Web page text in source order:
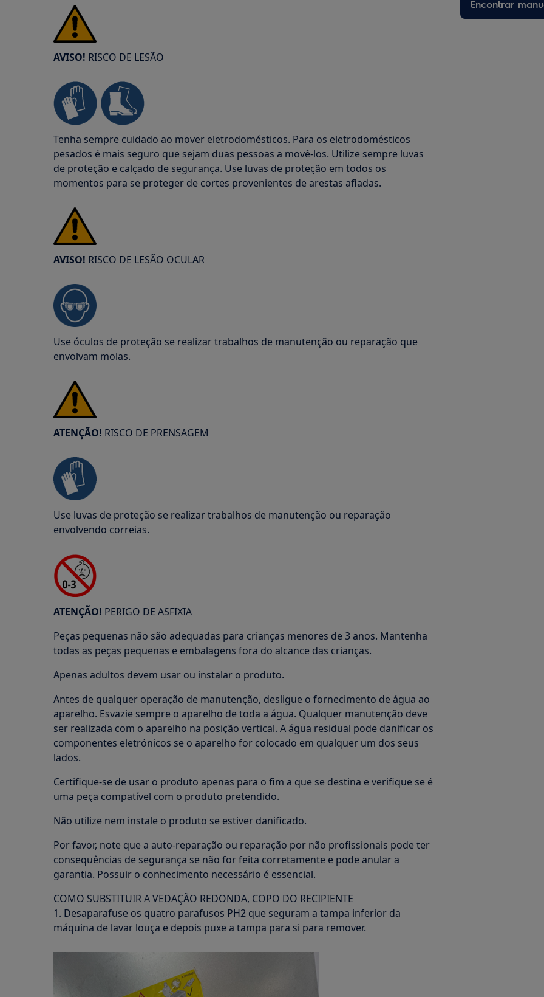
AVISO! RISCO DE LESÃO
Tenha sempre cuidado ao mover eletrodomésticos. Para os eletrodomésticos
pesados é mais seguro que sejam duas pessoas a movê-los. Utilize sempre luvas
de proteção e calçado de segurança. Use luvas de proteção em todos os
momentos para se proteger de cortes provenientes de arestas afiadas.
AVISO! RISCO DE LESÃO OCULAR
Use óculos de proteção se realizar trabalhos de manutenção ou reparação que
envolvam molas.
ATENÇÃO! RISCO DE PRENSAGEM
Use luvas de proteção se realizar trabalhos de manutenção ou reparação
envolvendo correias.
ATENÇÃO! PERIGO DE ASFIXIA
Peças pequenas não são adequadas para crianças menores de 3 anos. Mantenha
todas as peças pequenas e embalagens fora do alcance das crianças.
Apenas adultos devem usar ou instalar o produto.
Antes de qualquer operação de manutenção, desligue o fornecimento de água ao
aparelho. Esvazie sempre o aparelho de toda a água. Qualquer manutenção deve
ser realizada com o aparelho na posição vertical. A água residual pode danificar os
componentes eletrónicos se o aparelho for colocado em qualquer um dos seus
lados.
Certifique-se de usar o produto apenas para o fim a que se destina e verifique se é
uma peça compatível com o produto pretendido.
Não utilize nem instale o produto se estiver danificado.
Por favor, note que a auto-reparação ou reparação por não profissionais pode ter
consequências de segurança se não for feita corretamente e pode anular a
garantia. Possuir o conhecimento necessário é essencial.
COMO SUBSTITUIR A VEDAÇÃO REDONDA, COPO DO RECIPIENTE
1. Desaparafuse os quatro parafusos PH2 que seguram a tampa inferior da
máquina de lavar louça e depois puxe a tampa para si para remover.
Encontrar